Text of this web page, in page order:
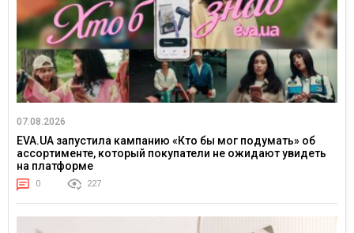
07.08.2026
EVA.UA запустила кампанию «Кто бы мог подумать» об
ассортименте, который покупатели не ожидают увидеть
на платформе
0 227